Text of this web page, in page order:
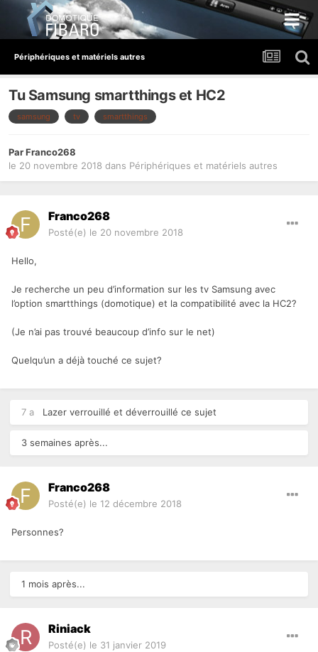
Périphériques et matériels autres
Tu Samsung smartthings et HC2
samsung tv smartthings
ParFranco268
le 20 novembre 2018 dans Périphériques et matériels autres
Franco268
Posté(e) le 20 novembre 2018
Hello,
Je recherche un peu d’information sur les tv Samsung avec
l’option smartthings (domotique) et la compatibilité avec la HC2?
(Je n’ai pas trouvé beaucoup d’info sur le net)
Quelqu’un a déjà touché ce sujet?
7 a Lazer verrouillé et déverrouillé ce sujet
3 semaines après...
Franco268
Posté(e) le 12 décembre 2018
Personnes?
1 mois après...
Riniack
Posté(e) le 31 janvier 2019